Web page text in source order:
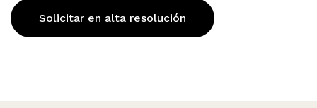
Solicitar en alta resolución